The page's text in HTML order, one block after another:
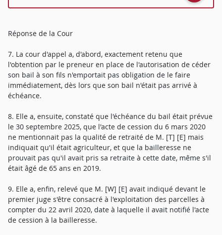
Réponse de la Cour
7. La cour d'appel a, d'abord, exactement retenu que
l'obtention par le preneur en place de l'autorisation de céder
son bail à son fils n'emportait pas obligation de le faire
immédiatement, dès lors que son bail n'était pas arrivé à
échéance.
8. Elle a, ensuite, constaté que l'échéance du bail était prévue
le 30 septembre 2025, que l'acte de cession du 6 mars 2020
ne mentionnait pas la qualité de retraité de M. [T] [E] mais
indiquait qu'il était agriculteur, et que la bailleresse ne
prouvait pas qu'il avait pris sa retraite à cette date, même s'il
était âgé de 65 ans en 2019.
9. Elle a, enfin, relevé que M. [W] [E] avait indiqué devant le
premier juge s'être consacré à l'exploitation des parcelles à
compter du 22 avril 2020, date à laquelle il avait notifié l'acte
de cession à la bailleresse.